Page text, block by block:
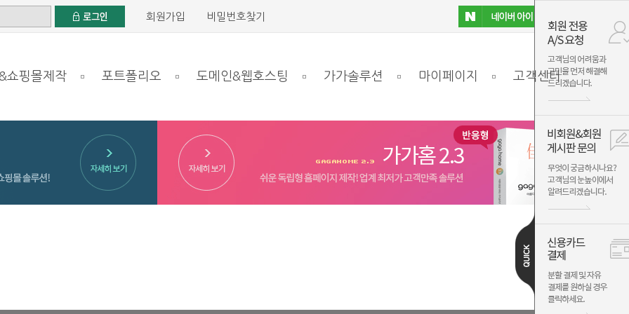
회원가입 비밀번호찾기
쇼핑몰제작 포트폴리오 도메인&웹호스팅 가가솔루션 마이페이지 고객센터